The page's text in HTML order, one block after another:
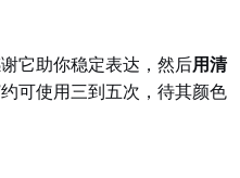
谢它助你稳定表达，然后用清
可使用三到五次，待其颜色